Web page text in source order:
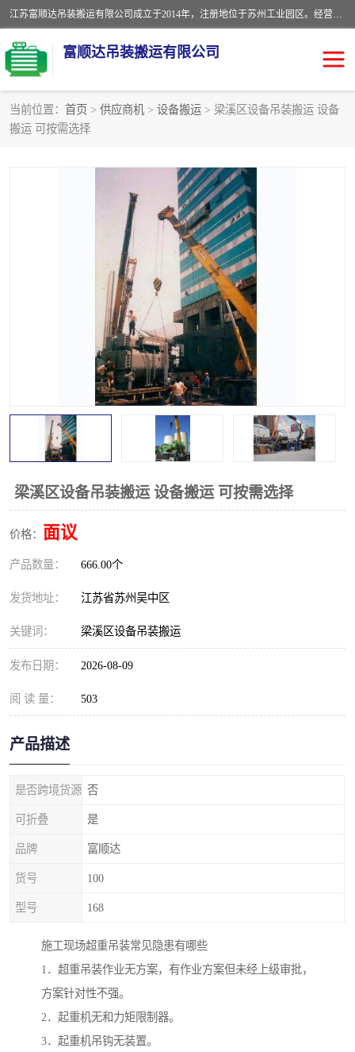
江苏富顺达吊装搬运有限公司成立于2014年，注册地位于苏州工业园区。经营范围包括起重吊装、搬运装卸服务；叉车、吊车租赁；水电安装；机电工程施工及维护；机电设备安装；家政服务、保洁服务。苏州搬运公司，苏州叉车出租，苏州吊车出租，苏州工厂设备搬运，专业设备吊装服务。
富顺达吊装搬运有限公司
当前位置： 首页 > 供应商机 > 设备搬运 > 梁溪区设备吊装搬运 设备
搬运 可按需选择
梁溪区设备吊装搬运 设备搬运 可按需选择
价格： 面议
产品数量： 666.00个
发货地址： 江苏省苏州吴中区
关键词： 梁溪区设备吊装搬运
发布日期： 2026-08-09
阅 读 量： 503
产品描述
是否跨境货源 否
可折叠 是
品牌 富顺达
货号 100
型号 168
施工现场超重吊装常见隐患有哪些
1．超重吊装作业无方案，有作业方案但未经上级审批，
方案针对性不强。
2．起重机无和力矩限制器。
3．起重机吊钩无装置。
苏州设备搬运吊装服务
设备包装
起重吊装
吊装公司
专业设备吊装服务
吊车出租租赁服务 叉车出租租赁服务